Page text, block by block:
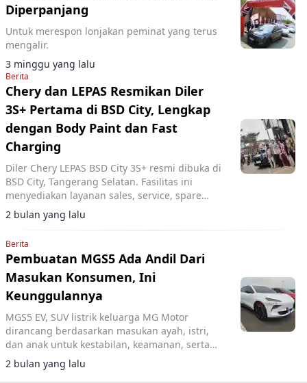
Diperpanjang
Untuk merespon lonjakan peminat yang terus
mengalir.
3 minggu yang lalu
Berita
Chery dan LEPAS Resmikan Diler
3S+ Pertama di BSD City, Lengkap
dengan Body Paint dan Fast
Charging
Diler Chery LEPAS BSD City 3S+ resmi dibuka di
BSD City, Tangerang Selatan. Fasilitas ini
menyediakan layanan sales, service, spare
parts, body paint, dan SPKLU fast charging 120
kW.
2 bulan yang lalu
Berita
Pembuatan MGS5 Ada Andil Dari
Masukan Konsumen, Ini
Keunggulannya
MGS5 EV, SUV listrik keluarga MG Motor
dirancang berdasarkan masukan ayah, istri,
dan anak untuk kestabilan, keamanan, serta
ruang lapang di kelasnya.
2 bulan yang lalu